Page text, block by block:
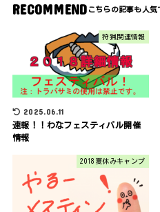
RECOMMEND
狩猟関連情報
2025.06.11
速報！！わなフェスティバル開催
情報
2018夏休みキャンプ